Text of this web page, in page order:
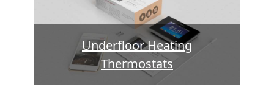
Underfloor Heating
Thermostats